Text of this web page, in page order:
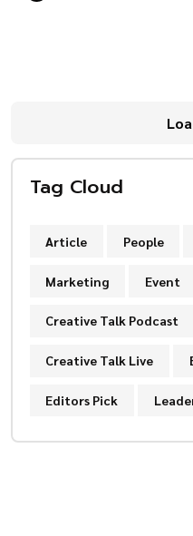
Tag Cloud
Article People
Marketing Event
Creative Talk Podcast
Creative Talk Live
Editors Pick